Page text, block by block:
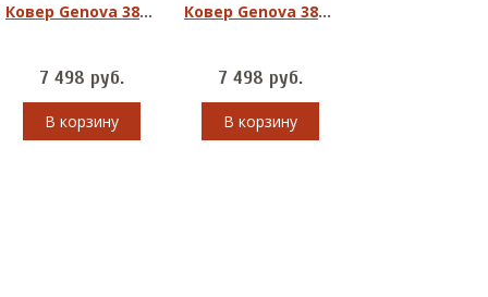
Ковер Genova 38009-6565/90 овал
7 498 руб.
В корзину
Ковер Genova 38011-2222/20 овал
7 498 руб.
В корзину